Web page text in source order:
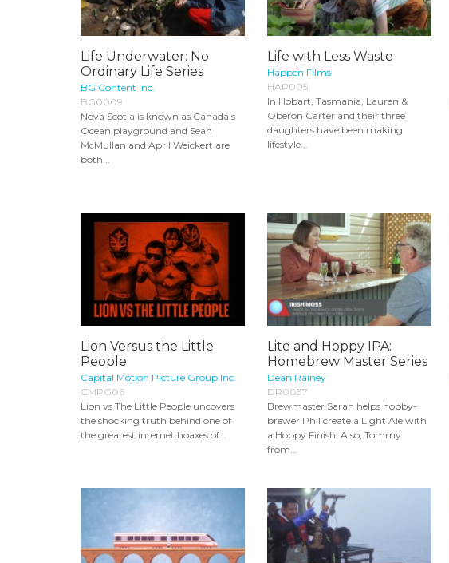
Life Underwater: No
Ordinary Life Series
BG Content Inc.
BG0009
Nova Scotia is known as Canada's
Ocean playground and Sean
McMullan and April Weickert are
both...
Life with Less Waste
Happen Films
HAP005
In Hobart, Tasmania, Lauren &
Oberon Carter and their three
daughters have been making
lifestyle...
Lion Versus the Little
People
Capital Motion Picture Group Inc.
CMPG06
Lion vs The Little People uncovers
the shocking truth behind one of
the greatest internet hoaxes of...
Lite and Hoppy IPA:
Homebrew Master Series
Dean Rainey
DR0037
Brewmaster Sarah helps hobby-
brewer Phil create a Light Ale with
a Hoppy Finish. Also, Tommy
from...